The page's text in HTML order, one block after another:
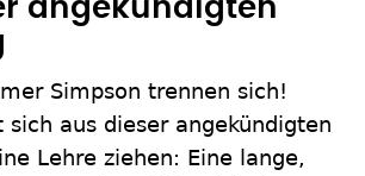
angekündigten
Simpson trennen sich!
aus dieser angekündigten
Lehre ziehen: Eine lange,